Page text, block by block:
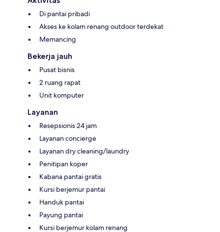
Di pantai pribadi
Akses ke kolam renang outdoor terdekat
Memancing
Bekerja jauh
Pusat bisnis
2 ruang rapat
Unit komputer
Layanan
Resepsionis 24 jam
Layanan concierge
Layanan dry cleaning/laundry
Penitipan koper
Kabana pantai gratis
Kursi berjemur pantai
Handuk pantai
Payung pantai
Kursi berjemur kolam renang